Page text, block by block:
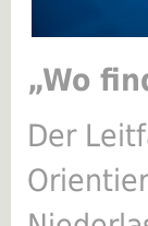
„Wo
Der